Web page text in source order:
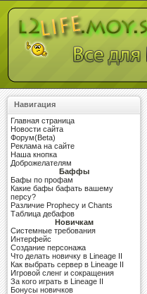
Навигация
Главная страница
Новости сайта
Форум(Beta)
Реклама на сайте
Наша кнопка
Доброжелателям
Баффы
Бафы по профам
Какие бафы бафать вашему
персу?
Различие Prophecy и Chants
Таблица дебафов
Новичкам
Системные требования
Интерфейс
Создание персонажа
Что делать новичку в Lineage II
Как выбрать сервер в Lineage II
Игровой сленг и сокращения
За кого играть в Lineage II
Бонусы новичков